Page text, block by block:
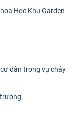
Học Khu Garden
dân trong vụ cháy